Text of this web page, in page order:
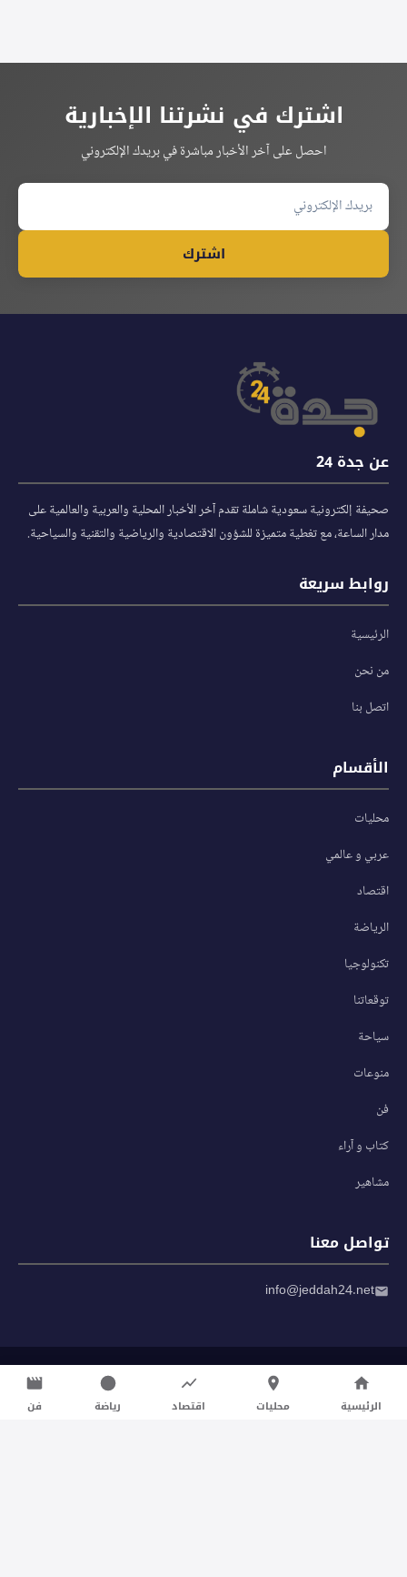
اشترك في نشرتنا الإخبارية
احصل على آخر الأخبار مباشرة في بريدك الإلكتروني
اشترك
عن جدة 24
صحيفة إلكترونية سعودية شاملة تقدم آخر الأخبار المحلية والعربية والعالمية على
مدار الساعة، مع تغطية متميزة للشؤون الاقتصادية والرياضية والتقنية والسياحية.
روابط سريعة
الرئيسية
من نحن
اتصل بنا
الأقسام
محليات
عربي و عالمي
اقتصاد
الرياضة
تكنولوجيا
توقعاتنا
سياحة
منوعات
فن
كتاب و آراء
مشاهير
تواصل معنا
info@jeddah24.net
سياسة الخصوصية
شروط الاستخدام
الرئيسية محليات اقتصاد رياضة فن